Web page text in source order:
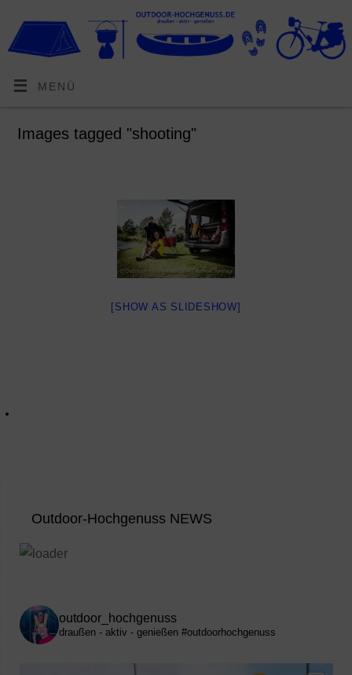
MENÜ
Images tagged "shooting"
[SHOW AS SLIDESHOW]
Outdoor-Hochgenuss NEWS
outdoor_hochgenuss
draußen - aktiv - genießen #outdoorhochgenuss